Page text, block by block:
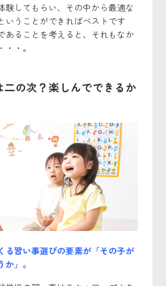
験してもらい、その中から最適な
いうことができればベストです
あることを考えると、それもなか
・。
二の次？楽しんでできるか
る習い事選びの要素が「その子が
」。